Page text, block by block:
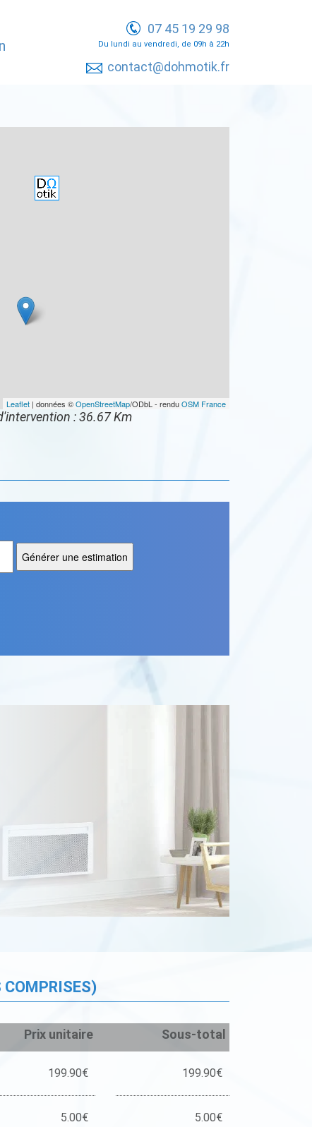
07 45 19 29 98
Du lundi au vendredi, de 09h à 22h
contact@dohmotik.fr
Leaflet| données ©OpenStreetMap/ODbL - renduOSM France
: 36.67 Km
COMPRISES)
Prix unitaire Sous-total
199.90€ 199.90€
5.00€ 5.00€